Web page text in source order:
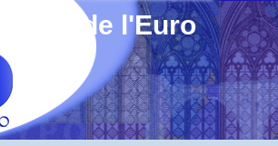
Amis de l'Euro